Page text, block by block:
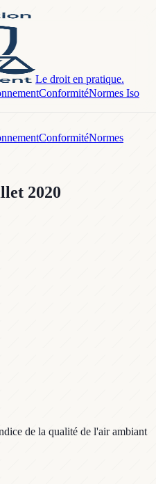
Le droit en pratique.
ConformitéNormes Iso
ConformitéNormes
2020
de la qualité de l'air ambiant